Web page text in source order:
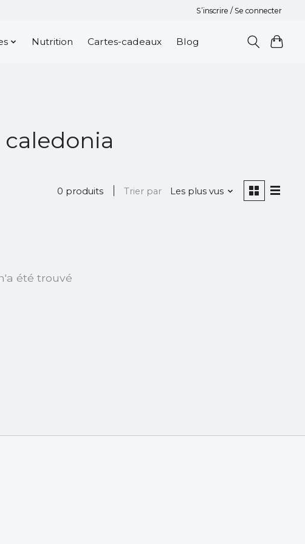
S’inscrire / Se connecter
Nutrition Cartes-cadeaux Blog
0 produits Trier par Les plus vus
été trouvé